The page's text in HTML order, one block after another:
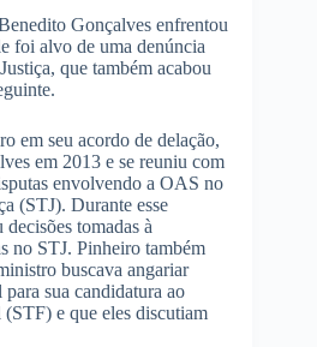
Gonçalves enfrentou
foi alvo de uma denúncia
que também acabou
em seu acordo de delação,
em 2013 e se reuniu com
envolvendo a OAS no
(STJ). Durante esse
tomadas à
no STJ. Pinheiro também
buscava angariar
sua candidatura ao
e que eles discutiam